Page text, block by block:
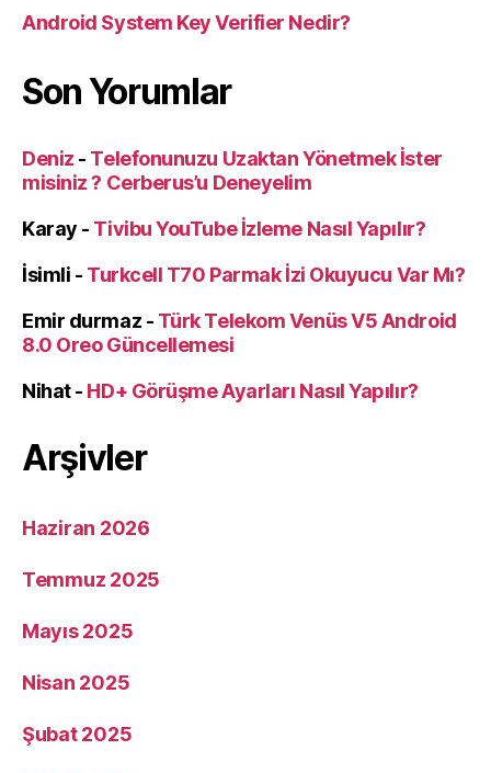
Android System Key Verifier Nedir?
Son Yorumlar
Deniz - Telefonunuzu Uzaktan Yönetmek İster
misiniz ? Cerberus’u Deneyelim
Karay - Tivibu YouTube İzleme Nasıl Yapılır?
İsimli - Turkcell T70 Parmak İzi Okuyucu Var Mı?
Emir durmaz - Türk Telekom Venüs V5 Android
8.0 Oreo Güncellemesi
Nihat- HD+ Görüşme Ayarları Nasıl Yapılır?
Arşivler
Haziran 2026
Temmuz 2025
Mayıs 2025
Nisan 2025
Şubat 2025